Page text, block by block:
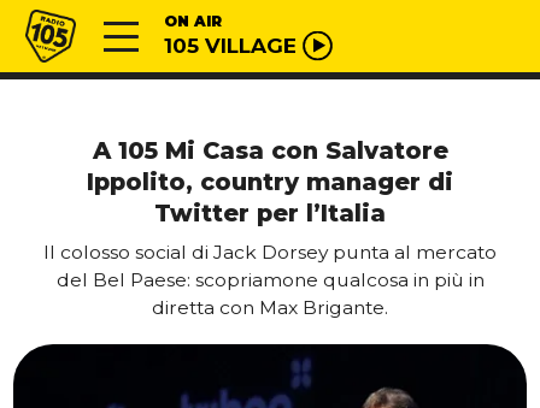
Vai al contenuto
Radio 105 ON AIR
105 VILLAGE
A 105 Mi Casa con Salvatore
Ippolito, country manager di
Twitter per l’Italia
Il colosso social di Jack Dorsey punta al mercato
del Bel Paese: scopriamone qualcosa in più in
diretta con Max Brigante.